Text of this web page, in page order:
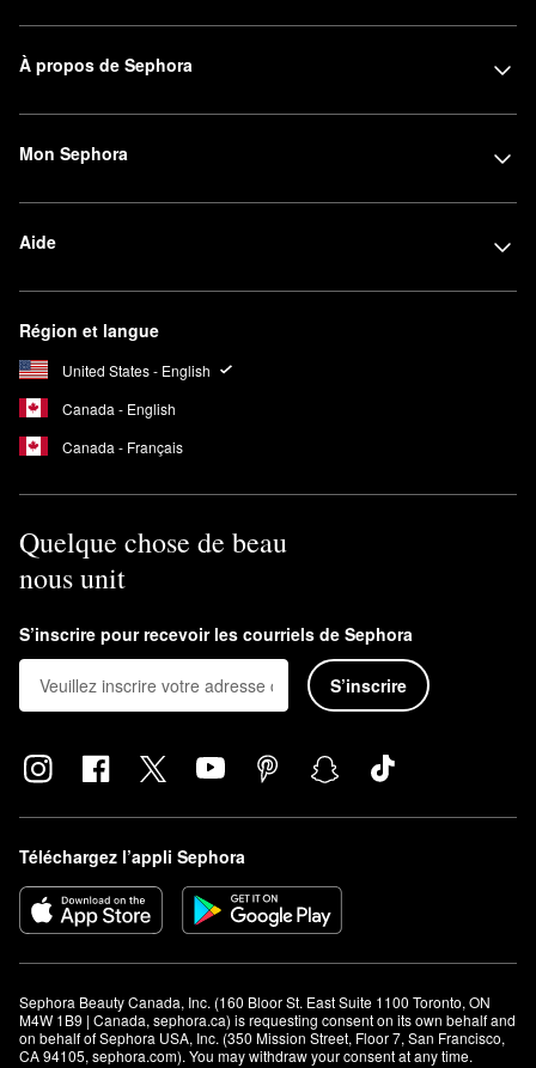
À propos de Sephora
Mon Sephora
Aide
Région et langue
United States - English
Canada - English
Canada - Français
Quelque chose de beau
nous unit
S’inscrire pour recevoir les courriels de Sephora
S’inscrire
Téléchargez l’appli Sephora
Sephora Beauty Canada, Inc. (160 Bloor St. East Suite 1100 Toronto, ON
M4W 1B9 | Canada, sephora.ca) is requesting consent on its own behalf and
on behalf of Sephora USA, Inc. (350 Mission Street, Floor 7, San Francisco,
CA 94105, sephora.com). You may withdraw your consent at any time.